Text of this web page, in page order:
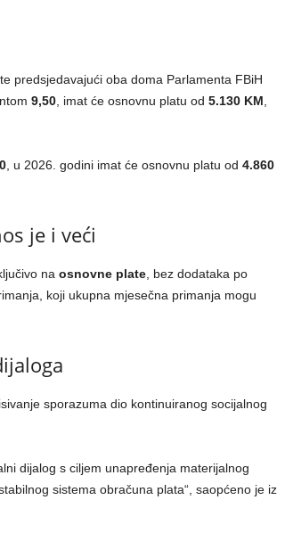
predsjedavajući oba doma Parlamenta FBiH
9,50, imat će osnovnu platu od 5.130 KM
, u 2026. godini imat će osnovnu platu od 4.860
je i veći
na osnovne plate, bez dodataka po
koji ukupna mjesečna primanja mogu
sporazuma dio kontinuiranog socijalnog
dijalog s ciljem unapređenja materijalnog
sistema obračuna plata“, saopćeno je iz